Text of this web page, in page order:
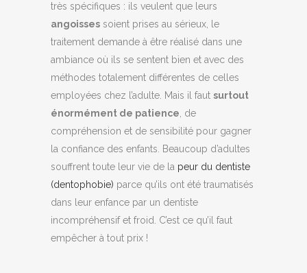
très spécifiques : ils veulent que leurs
angoisses soient prises au sérieux, le
traitement demande à être réalisé dans une
ambiance où ils se sentent bien et avec des
méthodes totalement différentes de celles
employées chez l’adulte. Mais il faut surtout
énormément de patience , de
compréhension et de sensibilité pour gagner
la confiance des enfants. Beaucoup d’adultes
souffrent toute leur vie de la peur du dentiste
(dentophobie) parce qu’ils ont été traumatisés
dans leur enfance par un dentiste
incompréhensif et froid. C’est ce qu’il faut
empêcher à tout prix !